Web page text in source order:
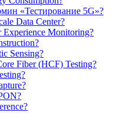
«Тестирование 5G»?
Data Center?
Experience Monitoring?
Sensing?
Fiber (HCF) Testing?